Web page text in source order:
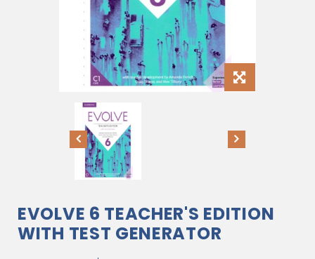
EVOLVE 6 TEACHER'S EDITION
WITH TEST GENERATOR